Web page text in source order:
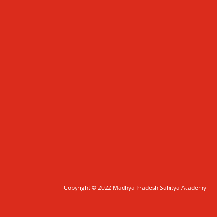
Copyright © 2022 Madhya Pradesh Sahitya Academy